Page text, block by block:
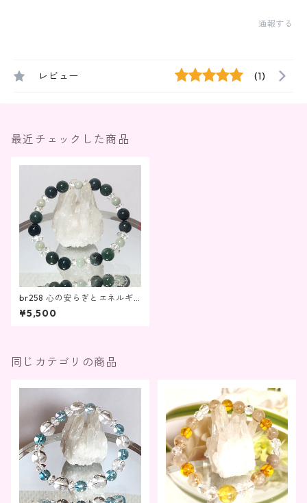
通報する
レビュー (1)
最近チェックした商品
br258 心の安らぎとエネルギ
ーのバランス
¥5,500
同じカテゴリの商品